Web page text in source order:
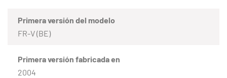
Primera versión del modelo
FR-V (BE)
Primera versión fabricada en
2004